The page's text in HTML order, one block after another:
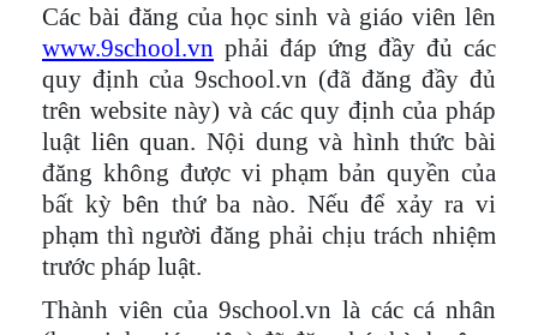
Các bài đăng của học sinh và giáo viên lên
www.9school.vn phải đáp ứng đầy đủ các
quy định của 9school.vn (đã đăng đầy đủ
trên website này) và các quy định của pháp
luật liên quan. Nội dung và hình thức bài
đăng không được vi phạm bản quyền của
bất kỳ bên thứ ba nào. Nếu để xảy ra vi
phạm thì người đăng phải chịu trách nhiệm
trước pháp luật.
Thành viên của 9school.vn là các cá nhân